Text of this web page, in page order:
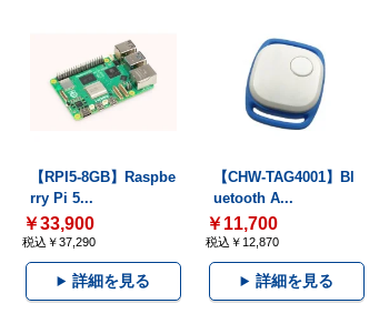
【RPI5-8GB】Raspbe
rry Pi 5...
￥33,900
税込￥37,290
詳細を見る
【CHW-TAG4001】Bl
uetooth A...
￥11,700
税込￥12,870
詳細を見る